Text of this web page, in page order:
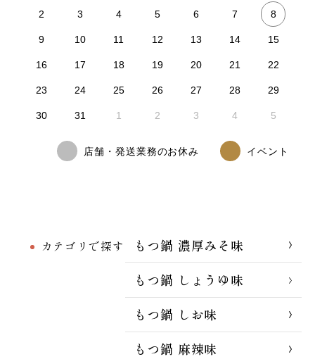
カテゴリで探す
もつ鍋 濃厚みそ味
もつ鍋 しょうゆ味
もつ鍋 しお味
もつ鍋 麻辣味
2 3 4 5 6 7 8
9 10 11 12 13 14 15
16 17 18 19 20 21 22
23 24 25 26 27 28 29
30 31 1 2 3 4 5
店舗・発送業務のお休み イベント